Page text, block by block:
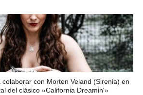
con Morten Veland (Sirenia) en
del clásico «California Dreamin'»